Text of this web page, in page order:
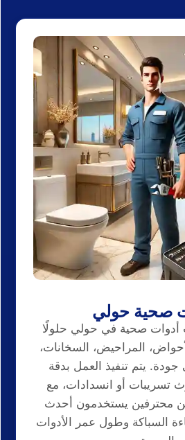
صحية حولي
أدوات صحية في حولي حلولًا
المراحيض، السخانات،
جودة. يتم تنفيذ العمل بدقة
تسريبات أو انسدادات، مع
محترفين يستخدمون أحدث
السباكة وطول عمر الأدوات